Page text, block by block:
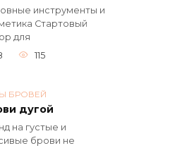
инструменты и
Стартовый
для
115
БРОВЕЙ
дугой
на густые и
брови не